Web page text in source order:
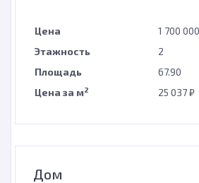
Цена
1 700
Этажность
2
Площадь
67.90
Цена за м2 25 037 ₽
Дом